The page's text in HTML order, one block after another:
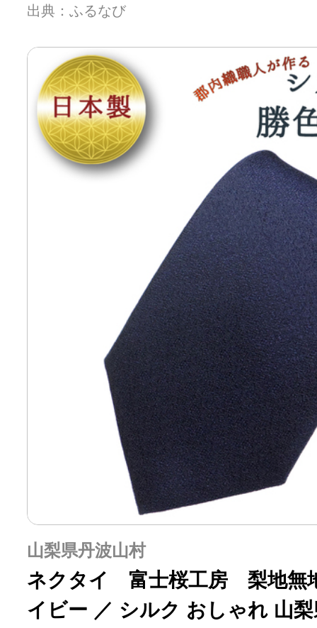
出典：ふるなび
山梨県丹波山村
ネクタイ 富士桜工房 梨地
イビー ／ シルク おしゃれ 山